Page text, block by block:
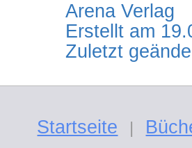
Arena Verlag
Erstellt am
Zuletzt
Startseite |